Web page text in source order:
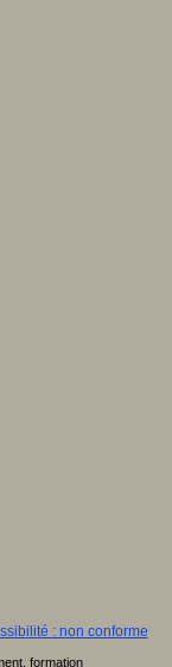
: non conforme
formation